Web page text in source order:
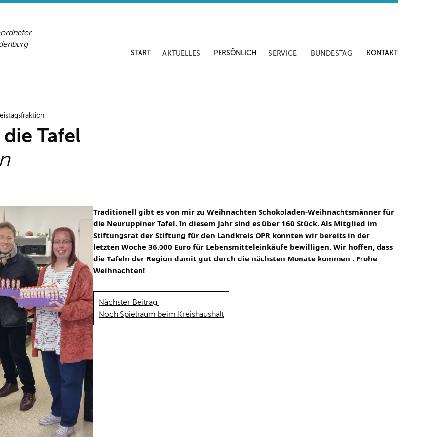
START AKTUELLES PERSÖNLICH SERVICE BUNDESTAG KONTAKT
Tafel
Traditionell gibt es von mir zu Weihnachten Schokoladen-Weihnachtsmänner für
die Neuruppiner Tafel. In diesem Jahr sind es über 160 Stück. Als Mitglied im
Stiftungsrat der Stiftung für den Landkreis OPR konnten wir bereits in der
letzten Woche 36.000 Euro für Lebensmitteleinkäufe bewilligen. Wir hoffen, dass
die Tafeln der Region damit gut durch die nächsten Monate kommen . Frohe
Weihnachten!
Nächster Beitrag
Noch Spielraum beim Kreishaushalt